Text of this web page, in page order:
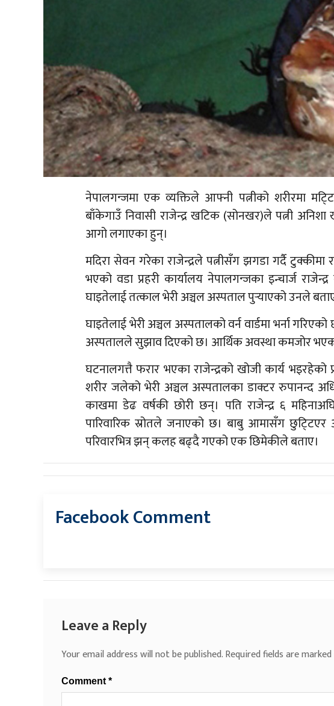
नेपालगन्जमा एक व्यक्तिले आफ्नी पत्नीको शरीरमा
बाँकेगाउँ निवासी राजेन्द्र खटिक (सोनखर)ले पत्नी
आगो लगाएका हुन्।
मदिरा सेवन गरेका राजेन्द्रले पत्नीसँग झगडा गर्दै
भएको वडा प्रहरी कार्यालय नेपालगन्जका इन्चार्ज
घाइतेलाई तत्काल भेरी अञ्चल अस्पताल पुर्‍याएको उनले
घाइतेलाई भेरी अञ्चल अस्पतालको वर्न वार्डमा भर्ना
अस्पतालले सुझाव दिएको छ। आर्थिक अवस्था कमजोर
घटनालगत्तै फरार भएका राजेन्द्रको खोजी कार्य
शरीर जलेको भेरी अञ्चल अस्पतालका डाक्टर रुपानन्द
काखमा डेढ वर्षकी छोरी छन्। पति राजेन्द्र ६
पारिवारिक स्रोतले जनाएको छ। बाबु आमासँग
परिवारभित्र झन् कलह बढ्दै गएको एक छिमेकीले बताए।
Facebook Comment
Leave a Reply
Your email address will not be published.Required fields are marked
Comment *